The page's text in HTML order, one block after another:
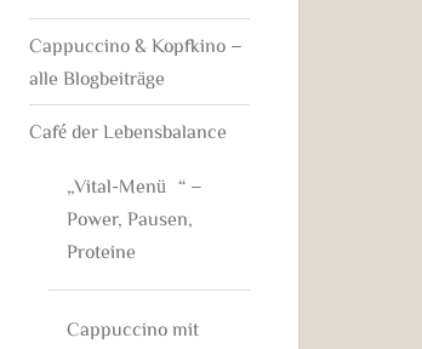
Cappuccino & Kopfkino –
alle Blogbeiträge
Café der Lebensbalance
„Vital-Menü“ –
Power, Pausen,
Proteine
Cappuccino mit